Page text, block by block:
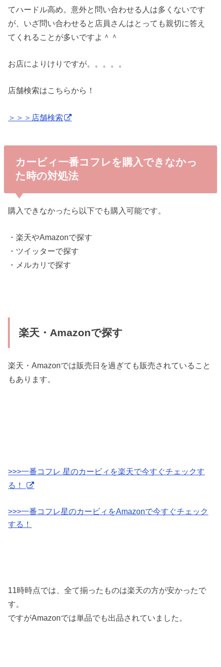
てハードル高め。意外と問い合わせる人は多くないです
が、いざ問い合わせると店員さんはとっても親切に答え
てくれることが多いですよ＾＾
お店によりけりですが。。。。。
店舗検索はこちらから！
＞＞＞店舗検索
カービィ一番コフレを購入できなかっ
た時の対処法
購入できなかったら以下でも購入可能です。
・楽天やAmazonで探す
・ツイッターで探す
・メルカリで探す
楽天・Amazonで探す
楽天・Amazonでは販売日を過ぎても販売されていること
もあります。
>>>一番コフレ 星のカービィを楽天で今すぐチェックす
る！
>>>一番コフレ星のカービィをAmazonで今すぐチェック
する！
11時時点では、全て揃ったものは楽天の方が安かったで
す。
ですがAmazonでは単品でも出品されていました。